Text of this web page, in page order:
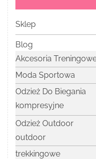
Sklep
Blog
Akcesoria
Moda Sportowa
Odzież Do Biegania
kompresyjne
Odzież Outdoor
outdoor
trekkingowe